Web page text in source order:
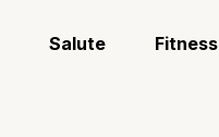
Salute Fitness